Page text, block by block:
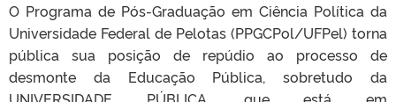
O Programa de Pós-Graduação em Ciência Política da
Universidade Federal de Pelotas (PPGCPol/UFPel) torna
pública sua posição de repúdio ao processo de
desmonte da Educação Pública, sobretudo da